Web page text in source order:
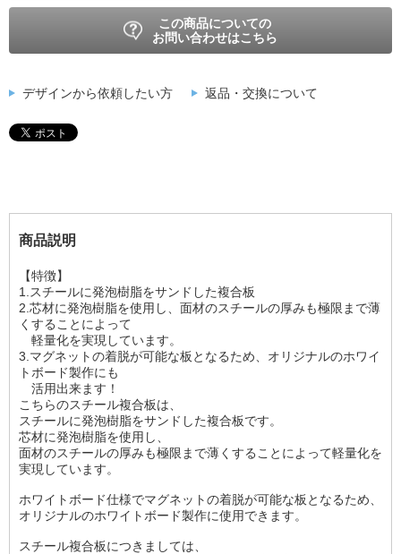
この商品についての
お問い合わせはこちら
デザインから依頼したい方 返品・交換について
商品説明
【特徴】
1.スチールに発泡樹脂をサンドした複合板
2.芯材に発泡樹脂を使用し、面材のスチールの厚みも極限まで薄
くすることによって
軽量化を実現しています。
3.マグネットの着脱が可能な板となるため、オリジナルのホワイ
トボード製作にも
活用出来ます！
こちらのスチール複合板は、
スチールに発泡樹脂をサンドした複合板です。
芯材に発泡樹脂を使用し、
面材のスチールの厚みも極限まで薄くすることによって軽量化を
実現しています。
ホワイトボード仕様でマグネットの着脱が可能な板となるため、
オリジナルのホワイトボード製作に使用できます。
スチール複合板につきましては、